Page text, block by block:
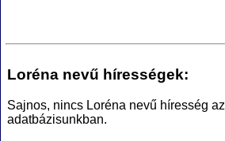
Loréna nevű hírességek:
Sajnos, nincs Loréna nevű híresség az
adatbázisunkban.